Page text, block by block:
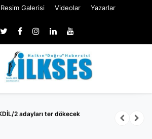
Resim Galerisi Videolar Yazarlar
2 adayları ter dökecek